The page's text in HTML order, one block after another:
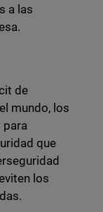
a las
de
mundo, los
para
que
los